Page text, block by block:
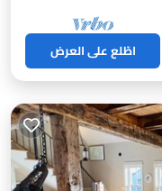
اطّلع على العرض